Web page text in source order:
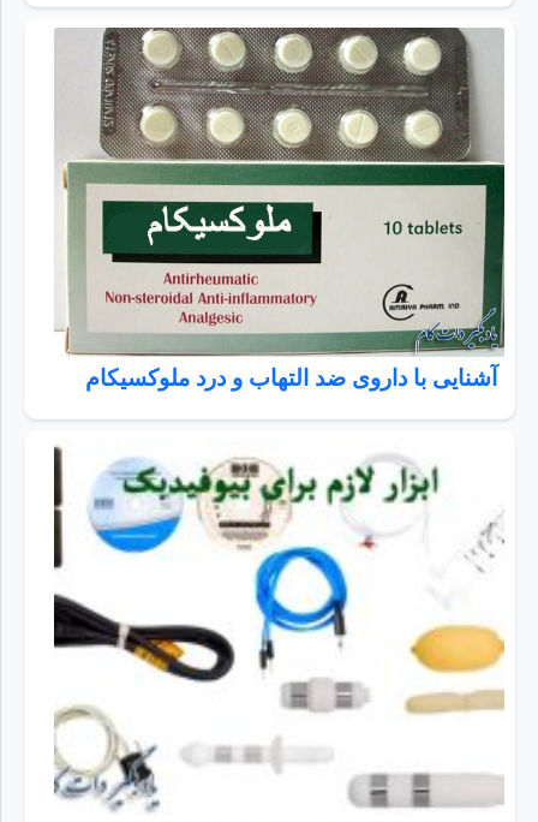
آشنایی با داروی ضد التهاب و درد ملوکسیکام